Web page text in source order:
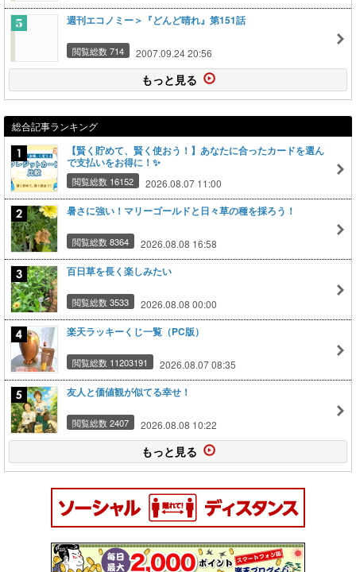
週刊エコノミー＞『どんど晴れ』第151話
閲覧総数 714 2007.09.24 20:56
もっと見る
総合記事ランキング
【賢く貯めて、賢く使おう！】あなたに合ったカードを選ん
で支払いをお得に！✨
閲覧総数 16152 2026.08.07 11:00
暑さに強い！マリーゴールドと日々草の種を採ろう！
閲覧総数 8364 2026.08.08 16:58
百日草を長く楽しみたい
閲覧総数 3533 2026.08.08 00:00
楽天ラッキーくじ一覧（PC版）
閲覧総数 11203191 2026.08.07 08:35
友人と価値観が似てる幸せ！
閲覧総数 2407 2026.08.08 10:22
もっと見る